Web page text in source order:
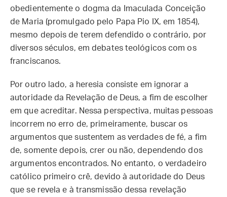
obedientemente o dogma da Imaculada Conceição
de Maria (promulgado pelo Papa Pio IX, em 1854),
mesmo depois de terem defendido o contrário, por
diversos séculos, em debates teológicos com os
franciscanos.
Por outro lado, a heresia consiste em ignorar a
autoridade da Revelação de Deus, a fim de escolher
em que acreditar. Nessa perspectiva, muitas pessoas
incorrem no erro de, primeiramente, buscar os
argumentos que sustentem as verdades de fé, a fim
de, somente depois, crer ou não, dependendo dos
argumentos encontrados. No entanto, o verdadeiro
católico primeiro crê, devido à autoridade do Deus
que se revela e à transmissão dessa revelação